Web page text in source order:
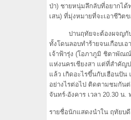
ป่า) ชายหนุ่มลึกลับที่อยากได้
เสน) ที่มุ่งหมายที่จะเอาชีวิตข
ปานฤทัยจะต้องผจญกับเรื่
ทั้งโดนลอบทำร้ายจนเกือบเ
เจ้าฟ้ารุ่ง (โอภาภูมิ ชิตาพัณ
แห่งนครเชียงสา แต่ที่สำคัญ
แล้ว เกิดอะไรขึ้นกับเฮือนปัน
อย่างไรต่อไป ติดตามชมกัน
จันทร์-อังคาร เวลา 20.30 น.
รายชื่อนักแสดงนำใน ฤทัยบดี